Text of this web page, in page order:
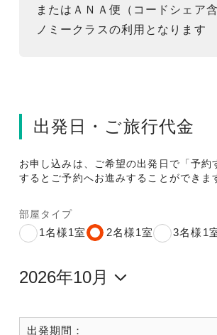
またはＡＮＡ便（コードシェア
ノミークラスの利用となります
出発日・ご旅行代金
お申し込みは、ご希望の出発日で「予約
するとご予約へお進みすることができま
部屋タイプ
1名様1室 2名様1室 3名様1
出発期間：